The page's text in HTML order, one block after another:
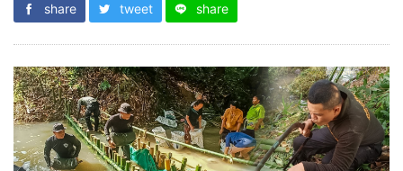
share tweet share